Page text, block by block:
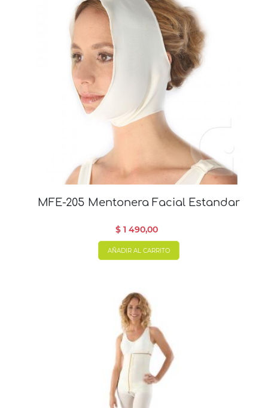
MFE-205 Mentonera Facial Estandar
$ 1 490,00
AÑADIR AL CARRITO